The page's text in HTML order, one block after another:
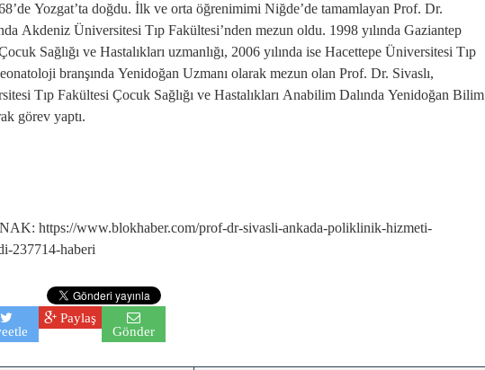
Yozgat’ta doğdu. İlk ve orta öğrenimimi Niğde’de tamamlayan Prof. Dr.
Akdeniz Üniversitesi Tıp Fakültesi’nden mezun oldu. 1998 yılında Gaziantep
Sağlığı ve Hastalıkları uzmanlığı, 2006 yılında ise Hacettepe Üniversitesi Tıp
branşında Yenidoğan Uzmanı olarak mezun olan Prof. Dr. Sivaslı,
Tıp Fakültesi Çocuk Sağlığı ve Hastalıkları Anabilim Dalında Yenidoğan Bilim
görev yaptı.
https://www.blokhaber.com/prof-dr-sivasli-ankada-poliklinik-hizmeti-
237714-haberi
Paylaş
Gönder